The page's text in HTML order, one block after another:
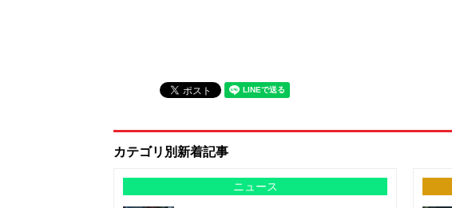
カテゴリ別新着記事
ニュース